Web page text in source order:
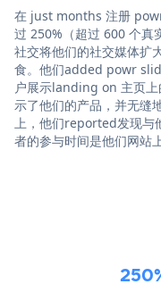
在 just months 注册
过 250%（超过 600 个
社交将他们的社交媒体扩
食。他们added powr
户展示landing on 主页上
示了他们的产品，并无缝
上，他们reported发现与
者的参与时间是他们网站